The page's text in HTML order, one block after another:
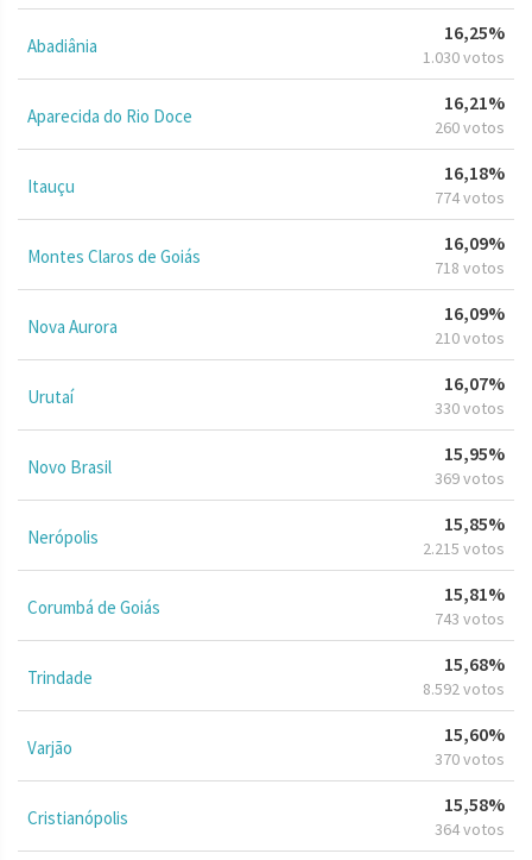
Abadiânia
16,25%
1.030 votos
Aparecida do Rio Doce
16,21%
260 votos
Itauçu
16,18%
774 votos
Montes Claros de Goiás
16,09%
718 votos
Nova Aurora
16,09%
210 votos
Urutaí
16,07%
330 votos
Novo Brasil
15,95%
369 votos
Nerópolis
15,85%
2.215 votos
Corumbá de Goiás
15,81%
743 votos
Trindade
15,68%
8.592 votos
Varjão
15,60%
370 votos
Cristianópolis
15,58%
364 votos